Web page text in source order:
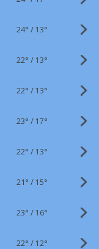
24° / 13°
22° / 13°
22° / 13°
23° / 17°
22° / 13°
21° / 15°
23° / 16°
22° / 12°